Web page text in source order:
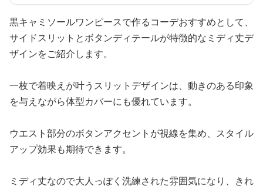
黒キャミソールワンピースで作るコーデおすすめとして、
サイドスリットとボタンディテールが特徴的なミディ丈デ
ザインをご紹介します。
一枚で着映えが叶うスリットデザインは、動きのある印象
を与えながら体型カバーにも優れています。
ウエスト部分のボタンアクセントが視線を集め、スタイル
アップ効果も期待できます。
ミディ丈なので大人っぽく洗練された雰囲気になり、きれ